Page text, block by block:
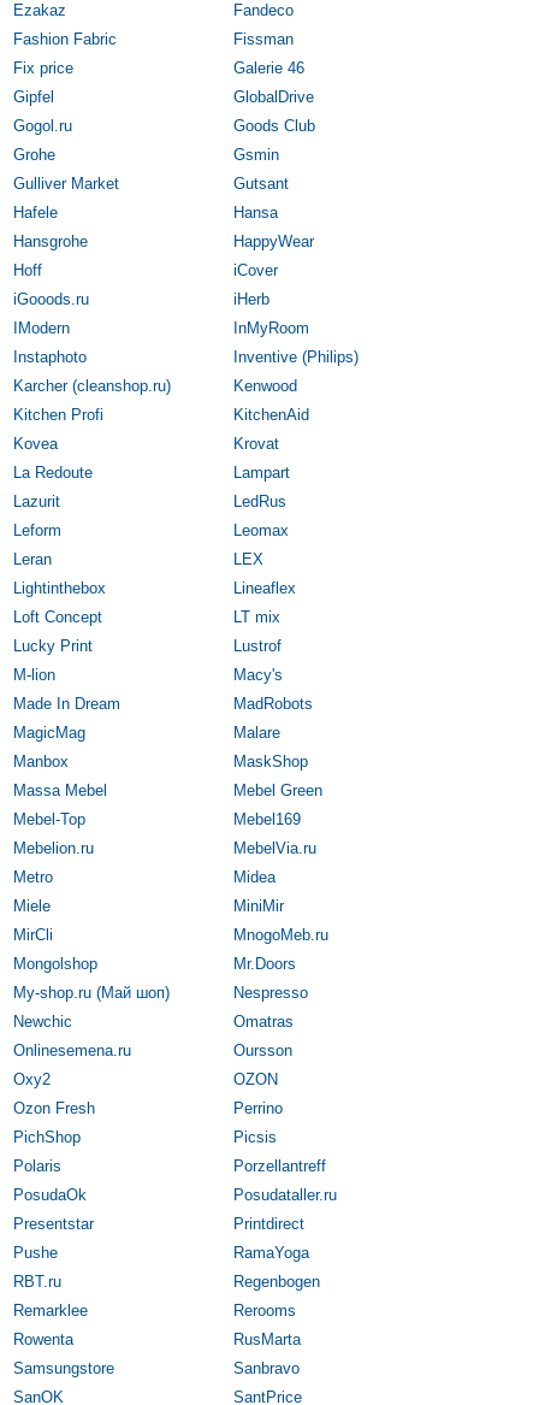
Ezakaz
Fandeco
Fashion Fabric
Fissman
Fix price
Galerie 46
Gipfel
GlobalDrive
Gogol.ru
Goods Club
Grohe
Gsmin
Gulliver Market
Gutsant
Hafele
Hansa
Hansgrohe
HappyWear
Hoff
iCover
iGooods.ru
iHerb
IModern
InMyRoom
Instaphoto
Inventive (Philips)
Karcher (cleanshop.ru)
Kenwood
Kitchen Profi
KitchenAid
Kovea
Krovat
La Redoute
Lampart
Lazurit
LedRus
Leform
Leomax
Leran
LEX
Lightinthebox
Lineaflex
Loft Concept
LT mix
Lucky Print
Lustrof
M-lion
Macy's
Made In Dream
MadRobots
MagicMag
Malare
Manbox
MaskShop
Massa Mebel
Mebel Green
Mebel-Top
Mebel169
Mebelion.ru
MebelVia.ru
Metro
Midea
Miele
MiniMir
MirCli
MnogoMeb.ru
Mongolshop
Mr.Doors
My-shop.ru (Май шоп)
Nespresso
Newchic
Omatras
Onlinesemena.ru
Oursson
Oxy2
OZON
Ozon Fresh
Perrino
PichShop
Picsis
Polaris
Porzellantreff
PosudaOk
Posudataller.ru
Presentstar
Printdirect
Pushe
RamaYoga
RBT.ru
Regenbogen
Remarklee
Rerooms
Rowenta
RusMarta
Samsungstore
Sanbravo
SanOK
SantPrice